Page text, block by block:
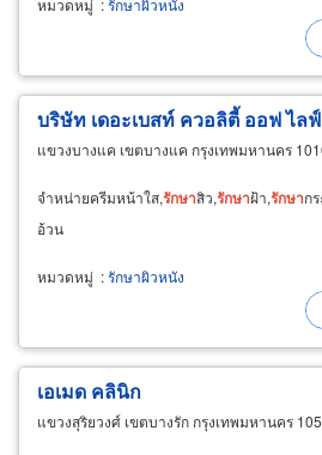
บริษัท เดอะเบสท์ ควอลิตี้ ออฟ ไล
แขวงบางแค เขตบางแค กรุงเทพมหานคร
จำหน่ายครีมหน้าใส,รักษาสิว,รักษาฝ้า,รักษาก
อ้วน
หมวดหมู่ :รักษาผิวหนัง
เอเมด คลินิก
แขวงสุริยวงศ์ เขตบางรัก กรุงเทพมหานคร